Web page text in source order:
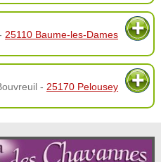
25110 Baume-les-Dames
- 25170 Pelousey